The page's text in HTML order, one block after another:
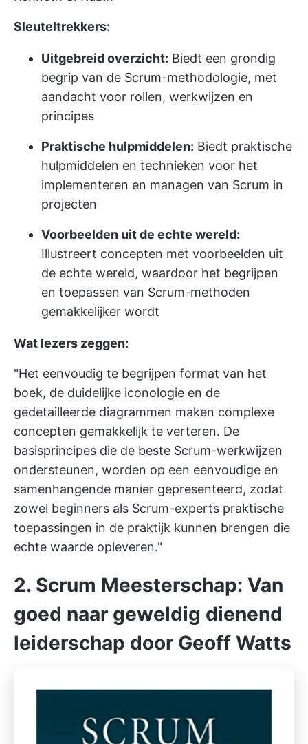
Sleuteltrekkers:
Uitgebreid overzicht: Biedt een grondig
begrip van de Scrum-methodologie, met
aandacht voor rollen, werkwijzen en
principes
Praktische hulpmiddelen: Biedt praktische
hulpmiddelen en technieken voor het
implementeren en managen van Scrum in
projecten
Voorbeelden uit de echte wereld:
Illustreert concepten met voorbeelden uit
de echte wereld, waardoor het begrijpen
en toepassen van Scrum-methoden
gemakkelijker wordt
Wat lezers zeggen:
"Het eenvoudig te begrijpen format van het
boek, de duidelijke iconologie en de
gedetailleerde diagrammen maken complexe
concepten gemakkelijk te verteren. De
basisprincipes die de beste Scrum-werkwijzen
ondersteunen, worden op een eenvoudige en
samenhangende manier gepresenteerd, zodat
zowel beginners als Scrum-experts praktische
toepassingen in de praktijk kunnen brengen die
echte waarde opleveren."
2. Scrum Meesterschap: Van
goed naar geweldig dienend
leiderschap door Geoff Watts